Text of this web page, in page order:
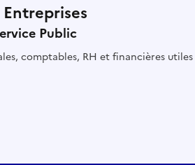
Public
comptables, RH et financières